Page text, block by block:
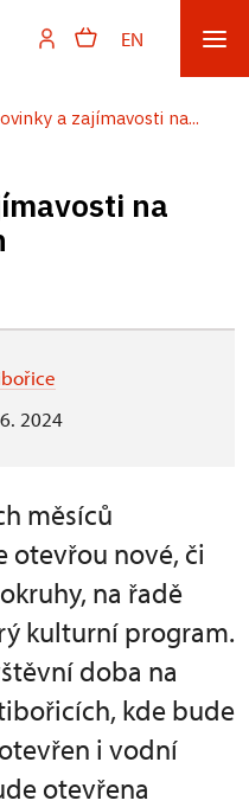
EN
a zajímavosti na...
na
2024
měsíců
otevřou nové, či
na řadě
kulturní program.
doba na
kde bude
i vodní
otevřena